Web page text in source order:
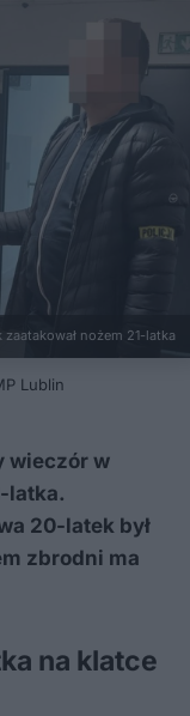
zaatakował nożem 21-latka
Lublin
wieczór w
latka.
20-latek był
zbrodni ma
na klatce